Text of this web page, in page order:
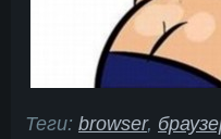
Теги: browser,